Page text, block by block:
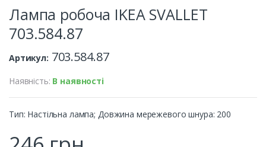
Лампа робоча IKEA SVALLET
703.584.87
Артикул: 703.584.87
Наявність: В наявності
Тип: Настільна лампа; Довжина мережевого шнура: 200